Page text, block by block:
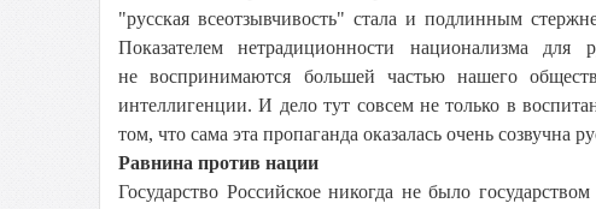
"русская всеотзывчивость" стала и подлинным
Показателем нетрадиционности национализма для
не воспринимаются большей частью нашего
интеллигенции. И дело тут совсем не только в
том, что сама эта пропаганда оказалась очень созвучна
Равнина против нации
Государство Российское никогда не было